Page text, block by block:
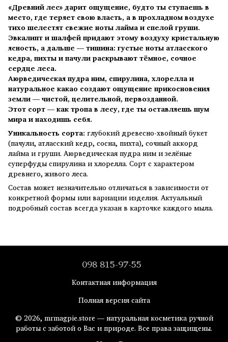
«Древний лес»дарит ощущение, будто ты ступаешь в
место, где теряет свою власть, а в прохладном воздухе
тихо шелестят свежие ноты лайма и спелой груши.
Эвкалипт и шалфей придают этому воздуху кристальную
ясность, а дальше — тишина: густые ноты атласского
кедра, пихты и пачули раскрывают тёмное, сочное
сердце леса.
Аюрведическая пудра ним, спирулина, хлорелла и
натуральное какао создают ощущение прикосновения
земли — чистой, целительной, первозданной.
Этот сорт — как тропа в лесу, где ты оставляешь шум
мира и находишь себя.
Уникальность сорта: глубокий древесно-хвойный букет
(пачули, атласский кедр, сосна, пихта), сочный аккорд
лайма и груши. Аюрведическая пудра ним и зелёные
суперфуды спирулина и хлорелла. Сорт с характером
древнего, живого леса.
Состав может незначительно отличаться в зависимости от
конкретной формы или вариации изделия. Актуальный
подробный состав всегда указан в карточке каждого мыла.
098 815-97-55
Контактная информация
Полная версия сайта
© 2026, mrmagpie.store — натуральная косметика ручной
работы с заботой о Вас и природе. Все права защищены.